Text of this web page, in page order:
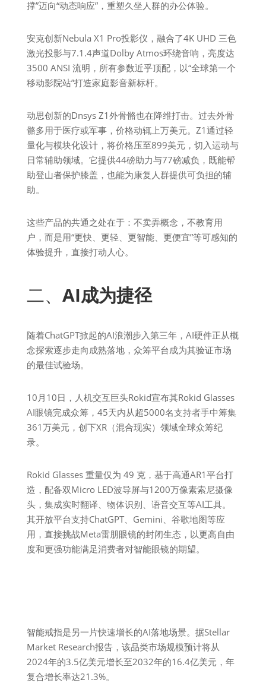
撑”迈向“动态响应”，重塑久坐人群的办公体验。
安克创新Nebula X1 Pro投影仪，融合了4K UHD 三色
激光投影与7.1.4声道Dolby Atmos环绕音响，亮度达
3500 ANSI 流明，所有参数近乎顶配，以“全球第一个
移动影院站”打造家庭影音新标杆。
动思创新的Dnsys Z1外骨骼也在降维打击。过去外骨
骼多用于医疗或军事，价格动辄上万美元。Z1通过轻
量化与模块化设计，将价格压至899美元，切入运动与
日常辅助领域。它提供44磅助力与77磅减负，既能帮
助登山者保护膝盖，也能为康复人群提供可负担的辅
助。
这些产品的共通之处在于：不卖弄概念，不教育用
户，而是用“更快、更轻、更智能、更便宜”等可感知的
体验提升，直接打动人心。
二、 AI成为捷径
随着ChatGPT掀起的AI浪潮步入第三年，AI硬件正从概
念探索逐步走向成熟落地，众筹平台成为其验证市场
的最佳试验场。
10月10日，人机交互巨头Rokid宣布其Rokid Glasses
AI眼镜完成众筹，45天内从超5000名支持者手中筹集
361万美元，创下XR（混合现实）领域全球众筹纪
录。
Rokid Glasses 重量仅为 49 克，基于高通AR1平台打
造，配备双Micro LED波导屏与1200万像素索尼摄像
头，集成实时翻译、物体识别、语音交互等AI工具。
其开放平台支持ChatGPT、Gemini、谷歌地图等应
用，直接挑战Meta雷朋眼镜的封闭生态，以更高自由
度和更强功能满足消费者对智能眼镜的期望。
智能戒指是另一片快速增长的AI落地场景。据Stellar
Market Research报告，该品类市场规模预计将从
2024年的3.5亿美元增长至2032年的16.4亿美元，年
复合增长率达21.3%。